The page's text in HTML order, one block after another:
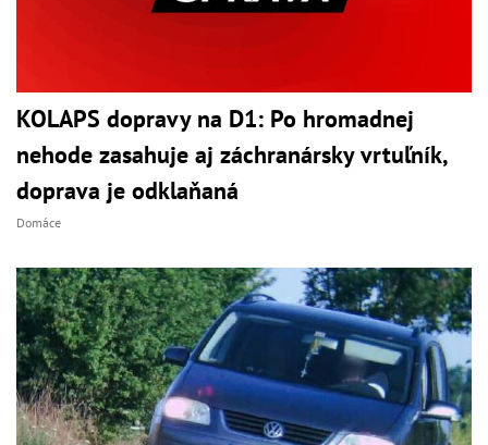
KOLAPS dopravy na D1: Po hromadnej
nehode zasahuje aj záchranársky vrtuľník,
doprava je odklaňaná
Domáce